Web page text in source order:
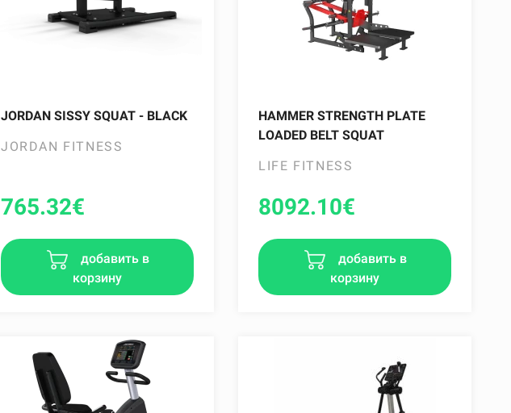
JORDAN SISSY SQUAT - BLACK
JORDAN FITNESS
765.32€
добавить в
корзину
HAMMER STRENGTH PLATE
LOADED BELT SQUAT
LIFE FITNESS
8092.10€
добавить в
корзину